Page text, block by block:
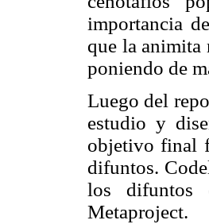
importancia
que la animita
poniendo de
Luego del
estudio y
objetivo final
difuntos.
los difuntos
Metaproject.